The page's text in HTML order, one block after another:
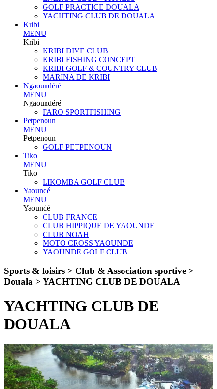
GOLF PRACTICE DOUALA
YACHTING CLUB DE DOUALA
Kribi
MENU
Kribi
KRIBI DIVE CLUB
KRIBI FISHING CONCEPT
KRIBI GOLF & COUNTRY CLUB
MARINA DE KRIBI
Ngaoundéré
MENU
Ngaoundéré
FARO SPORTFISHING
Petpenoun
MENU
Petpenoun
GOLF PETPENOUN
Tiko
MENU
Tiko
LIKOMBA GOLF CLUB
Yaoundé
MENU
Yaoundé
CLUB FRANCE
CLUB HIPPIQUE DE YAOUNDE
CLUB NOAH
MOTO CROSS YAOUNDE
YAOUNDE GOLF CLUB
Sports & loisirs > Club & Association sportive >
Douala > YACHTING CLUB DE DOUALA
YACHTING CLUB DE
DOUALA